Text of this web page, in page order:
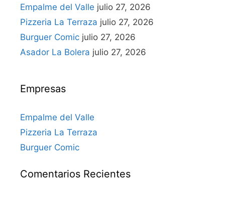
Empalme del Valle julio 27, 2026
Pizzeria La Terraza julio 27, 2026
Burguer Comic julio 27, 2026
Asador La Bolera julio 27, 2026
Empresas
Empalme del Valle
Pizzeria La Terraza
Burguer Comic
Comentarios Recientes